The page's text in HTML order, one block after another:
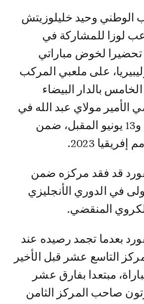
الوطني وحيد خليلوزيتش
لوزا للمشاركة في
لخوض مباراتي
على ملعبي المركب
بالدار البيضاء
الأمير مولاي عبد الله في
الرباط، يومي 9 و13 يونيو المقبل، ضمن
2023.
قد فقد مركزه ضمن
في الدوري الأنجليزي
المنقضي.
بعدما تجمد رصيده عند
التاسع عشر قبل الأخير
خوضه 35 مباراة، مبتعدا بفارق عشر
صاحب المركز الثامن